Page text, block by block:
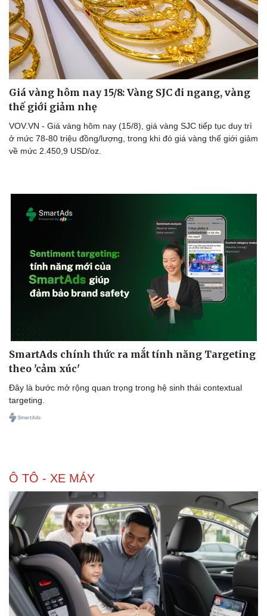
Doanh nghiệp
Thông tin doanh nghiệp
Doanh nghiệp 24h
Doanh nhân
Vì cộng đồng
Sành điệu
Tin Công nghệ
Trải nghiệm
Chuyển đổi số
Giá vàng hôm nay 15/8: Vàng SJC đi ngang, vàng
thế giới giảm nhẹ
VOV.VN - Giá vàng hôm nay (15/8), giá vàng SJC tiếp tục duy trì
ở mức 78-80 triệu đồng/lượng, trong khi đó giá vàng thế giới giảm
về mức 2.450,9 USD/oz.
SmartAds chính thức ra mắt tính năng Targeting
theo 'cảm xúc'
Đây là bước mở rộng quan trọng trong hệ sinh thái contextual
targeting.
Ô TÔ - XE MÁY